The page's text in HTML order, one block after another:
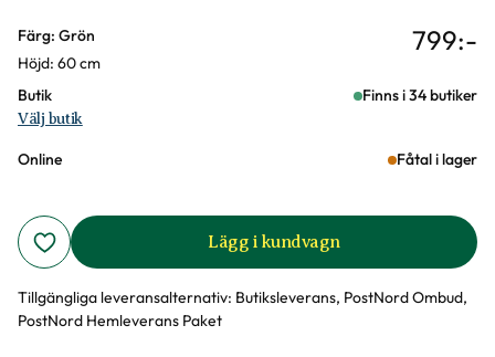
Varianter
Färg: Grön
Höjd: 60 cm
799:-
Butik Finns i 34 butiker
Välj butik
Online Fåtal i lager
Lägg i kundvagn
Tillgängliga leveransalternativ: Butiksleverans, PostNord Ombud,
PostNord Hemleverans Paket